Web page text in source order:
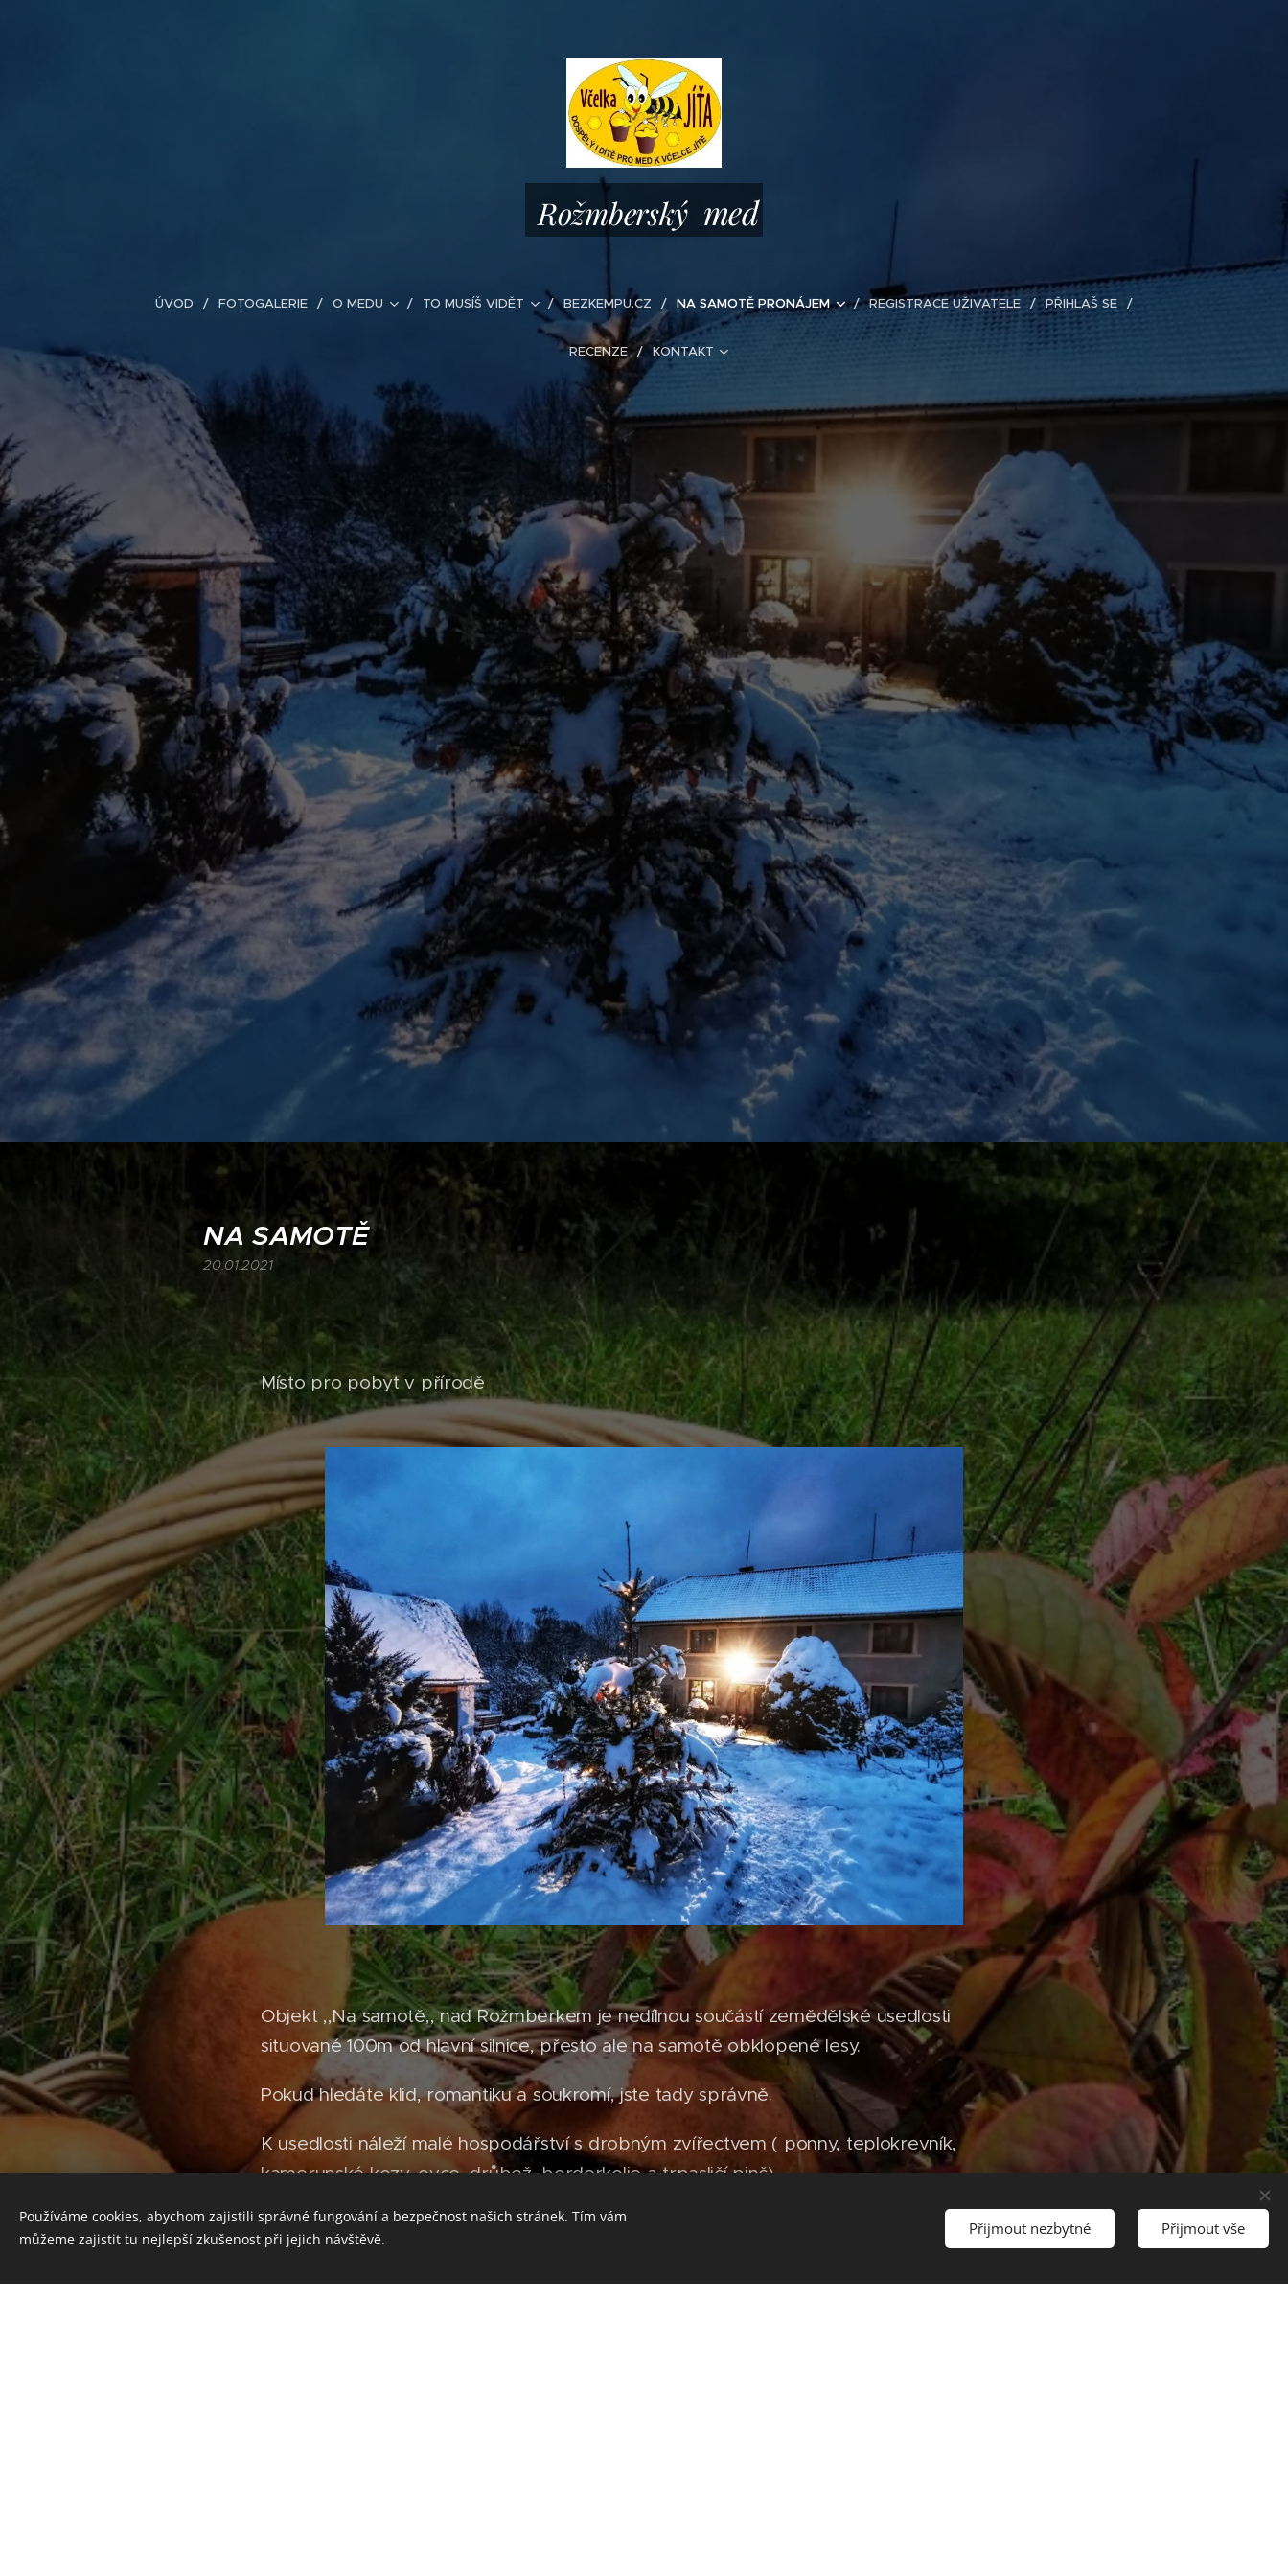
Rožmberský med
ÚVOD FOTOGALERIE O MEDU TO MUSÍŠ VIDĚT BEZKEMPU.CZ NA SAMOTĚ PRONÁJEM REGISTRACE UŽIVATELE PŘIHLAŠ SE
RECENZE KONTAKT
NA SAMOTĚ
20.01.2021
Místo pro pobyt v přírodě
Objekt ,,Na samotě,, nad Rožmberkem je nedílnou součástí zemědělské usedlosti
situované 100m od hlavní silnice, přesto ale na samotě obklopené lesy.
Pokud hledáte klid, romantiku a soukromí, jste tady správně.
K usedlosti náleží malé hospodářství s drobným zvířectvem ( ponny, teplokrevník,
kamerunské kozy, ovce, drůbež, borderkolie a trpasličí pinč).
Používáme cookies, abychom zajistili správné fungování a bezpečnost našich stránek. Tím vám
můžeme zajistit tu nejlepší zkušenost při jejich návštěvě.
Přijmout nezbytné Přijmout vše